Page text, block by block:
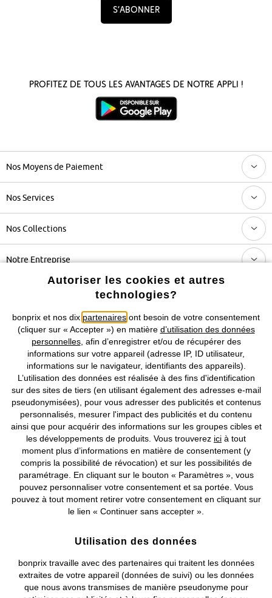
S’abonner
Profitez de tous les avantages de notre appli !
Nos Moyens de Paiement
Nos Services
Nos Collections
Notre Entreprise
Retrouvez bonprix sur
Prix indiqués TVA comprise avec en sus frais de port & de service
CGV Données personnelles Paramètres des cookies
Mentions légales Résilier le contrat
©2026 bonprix.Tous droits réservés.
Deutsch Français
Autoriser les cookies et autres
technologies?
bonprix et nos dix partenaires ont besoin de votre consentement
(cliquer sur « Accepter ») en matière d’utilisation des données
personnelles, afin d’enregistrer et/ou de récupérer des
informations sur votre appareil (adresse IP, ID utilisateur,
informations sur le navigateur, identifiants des appareils).
L’utilisation des données est réalisée à des fins d'identification
sur des sites de tiers (en utilisant également des adresses e-mail
pseudonymisées), pour vous adresser des publicités et contenus
personnalisés, mesurer l'impact des publicités et du contenu
ainsi que pour acquérir des informations sur les groupes cibles et
les développements de produits. Vous trouverez ici à tout
moment plus d’informations en matière de consentement (y
compris la possibilité de révocation) et sur les possibilités de
paramétrage. En cliquant sur le bouton « Paramètres », vous
pouvez personnaliser votre consentement et sa portée. Vous
pouvez à tout moment retirer votre consentement en cliquant sur
le lien « Continuer sans accepter ».
Utilisation des données
bonprix travaille avec des partenaires qui traitent les données
extraites de votre appareil (données de suivi) ou les données
que nous avons transmises de manière pseudonyme pour